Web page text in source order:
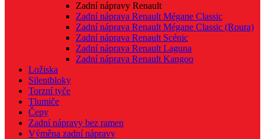
Zadní nápravy Renault
Zadní náprava Renault Mégane Classic
Zadní náprava Renault Mégane Classic (Roura)
Zadní náprava Renault Scénic
Zadní náprava Renault Laguna
Zadní náprava Renault Kangoo
Ložiska
Silentbloky
Torzní tyče
Tlumiče
Čepy
Zadní nápravy bez ramen
Výměna zadní nápravy